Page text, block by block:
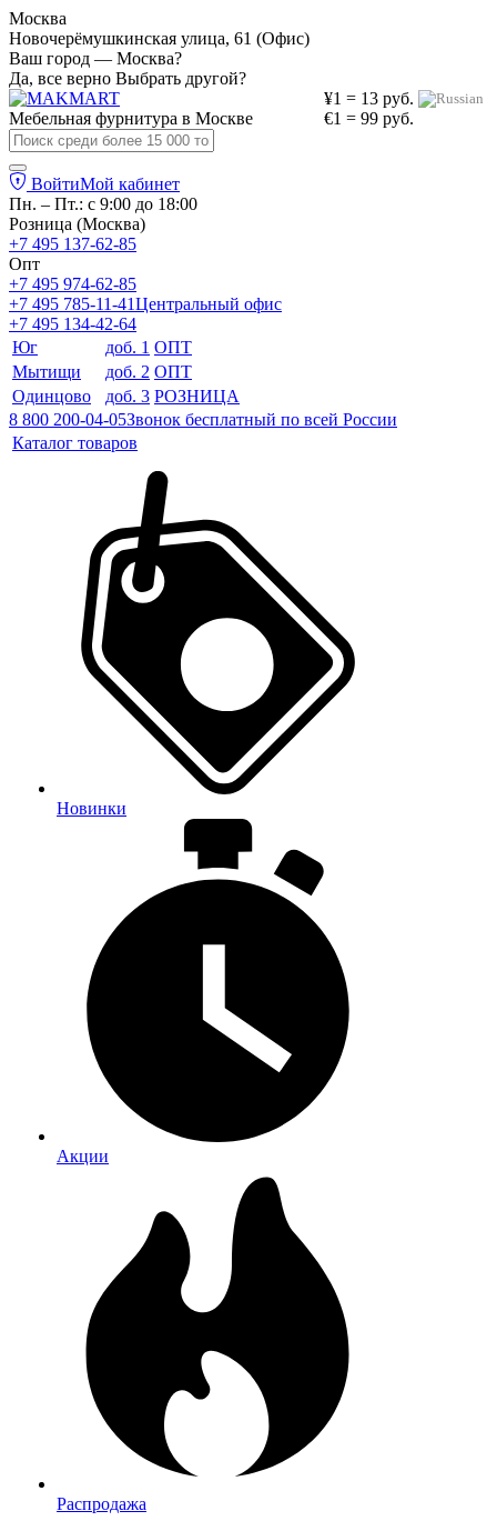
Москва
Новочерёмушкинская улица, 61 (Офис)
Ваш город — Москва?
Да, все верно Выбрать другой?
¥1 = 13 руб.
€1 = 99 руб.
Мебельная фурнитура в Москве
ВойтиМой кабинет
Пн. – Пт.: с 9:00 до 18:00
Розница (Москва)
+7 495 137-62-85
Опт
+7 495 974-62-85
+7 495 785-11-41Центральный офис
+7 495 134-42-64
Юг
доб. 1 ОПТ
Мытищи
доб. 2 ОПТ
Одинцово
доб. 3 РОЗНИЦА
8 800 200-04-05Звонок бесплатный по всей России
Каталог товаров
Новинки
Акции
Распродажа